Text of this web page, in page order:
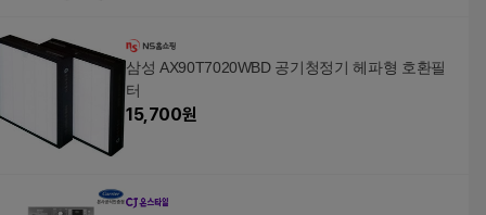
삼성 AX90T7020WBD 공기청정기 헤파형 호환필
터
15,700원